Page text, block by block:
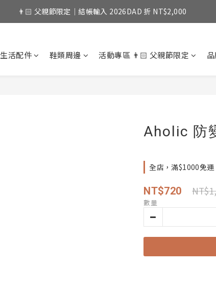
👨🏻 父親節限定｜結帳輸入 2026DAD 折 NT$2,000
生活配件 鞋類周邊 活動專區 👨🏻 父親節限定
Aholic 防
全店，滿$1000免
NT$720
數量